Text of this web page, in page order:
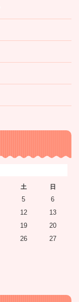
土 日
5
6
12
13
19
20
26
27